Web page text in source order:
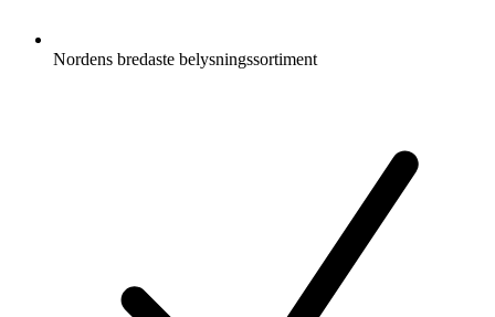
Nordens bredaste belysningssortiment